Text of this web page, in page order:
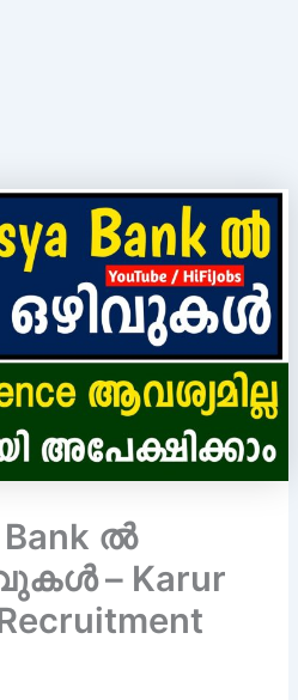
Bank ൽ
– Karur